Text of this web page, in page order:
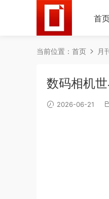
首
当前位置： 首页 月
数码相机
2026-06-21